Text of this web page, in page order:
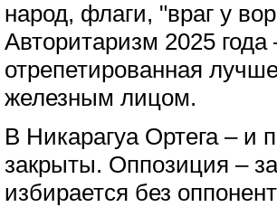
народ, флаги, "враг у
Авторитаризм 2025 года
отрепетированная
железным лицом.
В Никарагуа Ортега – и
закрыты. Оппозиция –
избирается без